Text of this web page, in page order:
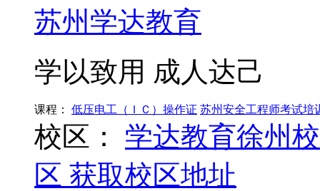
苏州学达教育
学以致用 成人达己
课程： 低压电工（ＩＣ）操作证 苏州安全工程师考试培
校区：
学达教育徐州
区 获取校区地址